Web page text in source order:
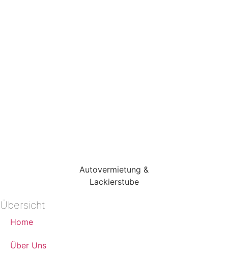
Autovermietung &
Lackierstube
Übersicht
Home
Über Uns